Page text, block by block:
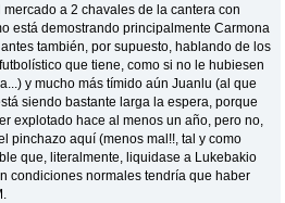
a 2 chavales de la cantera con
está demostrando principalmente Carmona
también, por supuesto, hablando de los
que tiene, como si no le hubiesen
y mucho más tímido aún Juanlu (al que
siendo bastante larga la espera, porque
explotado hace al menos un año, pero no,
pinchazo aquí (menos mal!!, tal y como
que, literalmente, liquidase a Lukebakio
condiciones normales tendría que haber